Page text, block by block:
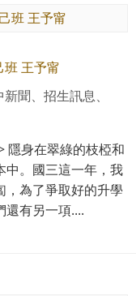
班 王予甯
聞、招生訊息、
隱身在翠綠的枝椏和
中。國三這一年，我
，為了爭取好的升學
還有另一項....